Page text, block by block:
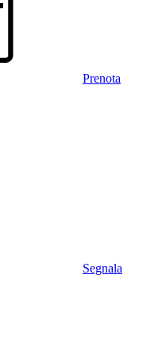
Prenota
Segnala